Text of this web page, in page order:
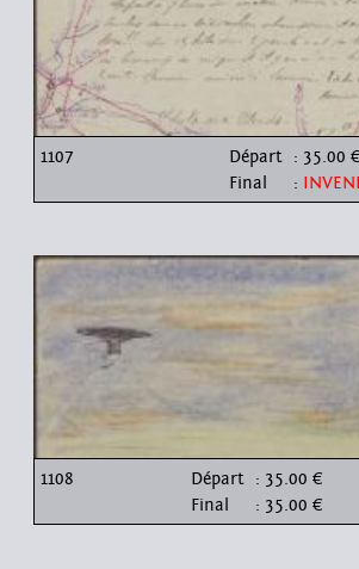
1107 Départ : 35.00 €
Final
:
1108 Départ : 35.00 €
Final
: 35.00 €